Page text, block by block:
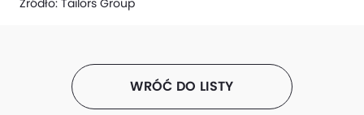
Źródło: Tailors Group
WRÓĆ DO LISTY